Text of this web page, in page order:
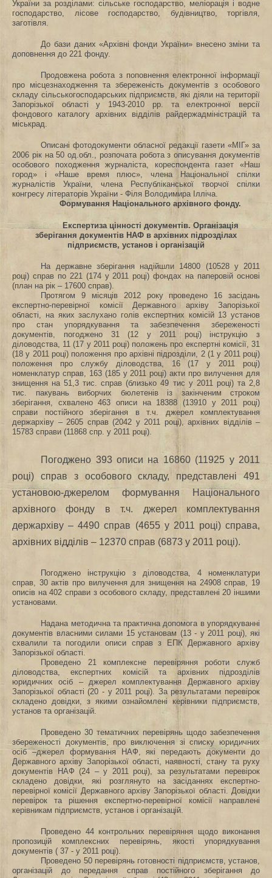
України за розділами: сільське господарство, меліорація і водне
господарство,
лісове господарство, будівництво,
торгівля,
заготівля.
До бази даних «Архівні фонди України» внесено зміни та
доповнення до 221 фонду.
Продовжена робота з поповнення електронної інформації
про місцезнаходження та збереженість документів з особового
складу сільськогосподарських підприємств, які діяли на території
Запорізької області у 1943-2010 рр. та електронної версії
фондового каталогу архівних відділів райдержадміністрацій та
міськрад.
Описані фотодокументи обласної редакції газети «МІГ» за
2006 рік на 50 од.обл., розпочата робота з описування документів
особового походження журналіста, кореспондента газет «Наш
город» і «Наше время плюс», члена Національної спілки
журналістів України, члена Республіканської творчої спілки
конгресу літераторів України - Філя Володимира Ілліча.
Формування Національного архівного фонду.
Експертиза цінності документів. Організація
зберігання документів НАФ в архівних підрозділах
підприємств, установ і організацій
На державне зберігання надійшли 14800 (10528 у 2011
році) справ по 221 (174 у 2011 році) фондах на паперовій основі
(план на рік – 17600 справ).
Протягом 9 місяців 2012 року проведено 16 засідань
експертно-перевірної комісії Державного архіву Запорізької
області, на яких заслухано голів експертних комісій 13 установ
про стан упорядкування та забезпечення збереженості
документів, погоджено 31(12 у 2011 році) інструкцію з
діловодства, 11(17 у 2011 році) положень про експертні комісії, 31
(18 у 2011 році) положення про архівні підрозділи, 2(1 у 2011 році)
положення про службу діловодства, 16(17 у 2011 році)
номенклатур справ, 163 (185 у 2011 році) акти про вилучення для
знищення на 51,3 тис. справ (близько 49 тис у 2011 році) та 2,8
тис. пакувань виборчих бюлетенів із закінченим строком
зберігання, схвалено 463 описи на 18388 (13910 у 2011 році)
справи постійного зберігання в т.ч. джерел комплектування
держархіву – 2605 справ (2042 у 2011 році), архівних відділів –
15783 справи (11868 спр. у 2011 році).
Погоджено 393 описи на 16860 (11925 у 2011
році) справ з особового складу, представлені 491
установою-джерелом формування Національного
архівного фонду в т.ч. джерел комплектування
держархіву – 4490 справ (4655 у 2011 році) справа,
архівних відділів – 12370 справ (6873 у 2011 році).
Погоджено
інструкцію з діловодства, 4 номенклатури
справ, 30 актів про вилучення для знищення на 24908 справ, 19
описів на 402 справи з особового складу, представлені 20 іншими
установами.
Надана методична та практична допомога в упорядкуванні
документів власними силами 15установам (13- у 2011 році), які
схвалили та погодили описи справ з ЕПК Державного архіву
Запорізької області.
Проведено 21 комплексне перевіряння роботи служб
діловодства, експертних комісій та архівних підрозділів
юридичних осіб – джерел комплектування Державного архіву
Запорізької області (20 - у 2011 році). За результатами перевірок
складено довідки, з якими ознайомлені керівники підприємств,
установ та організацій.
Проведено 30 тематичних перевірянь щодо забезпечення
збереженості документів, про виключення зі списку юридичних
осіб –джерел формування НАФ, які передають документи до
Державного архіву Запорізької області, наявності, стану та руху
документів НАФ (24 – у 2011 році), за результатами перевірок
складено довідки, які розглянуто на засіданнях експертно-
перевірної комісії Державного архіву Запорізької області. Довідки
перевірок та рішення експертно-перевірної комісії направлені
керівникам підприємств, установ і організацій.
Проведено 44 контрольних перевіряння щодо виконання
пропозицій комплексних перевірянь, якості упорядкування
документів ( 37 - у 2011 році).
Проведено 50перевірянь готовності підприємств, установ,
організацій до передання справ постійного зберігання до